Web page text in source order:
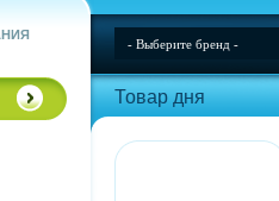
Товар дня